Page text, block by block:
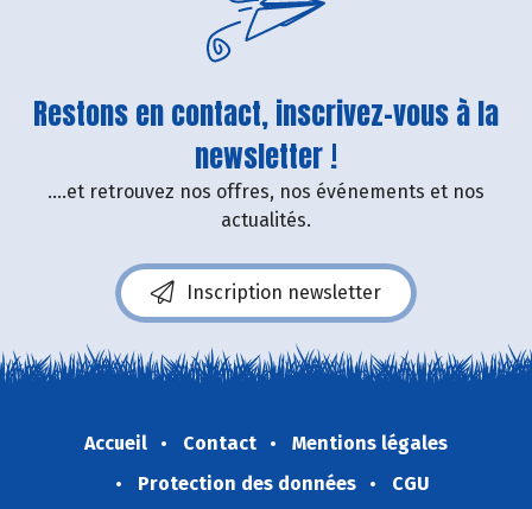
Restons en contact, inscrivez-vous à la
newsletter !
....et retrouvez nos offres, nos événements et nos
actualités.
Inscription newsletter
Accueil Contact
Mentions légales
Protection des données
CGU